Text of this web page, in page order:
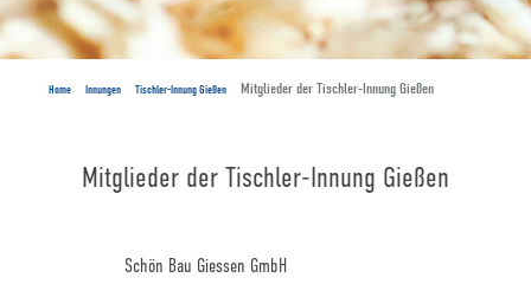
Home Innungen Tischler-Innung Gießen Mitglieder der Tischler-Innung Gießen
Mitglieder der Tischler-Innung Gießen
Schön Bau Giessen GmbH